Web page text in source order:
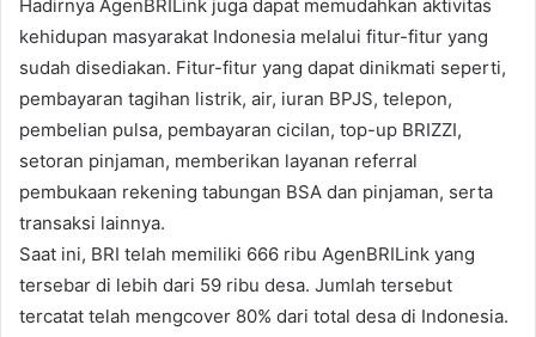
Hadirnya AgenBRILink juga dapat memudahkan aktivitas
kehidupan masyarakat Indonesia melalui fitur-fitur yang
sudah disediakan. Fitur-fitur yang dapat dinikmati seperti,
pembayaran tagihan listrik, air, iuran BPJS, telepon,
pembelian pulsa, pembayaran cicilan, top-up BRIZZI,
setoran pinjaman, memberikan layanan referral
pembukaan rekening tabungan BSA dan pinjaman, serta
transaksi lainnya.
Saat ini, BRI telah memiliki 666 ribu AgenBRILink yang
tersebar di lebih dari 59 ribu desa. Jumlah tersebut
tercatat telah mengcover 80% dari total desa di Indonesia.